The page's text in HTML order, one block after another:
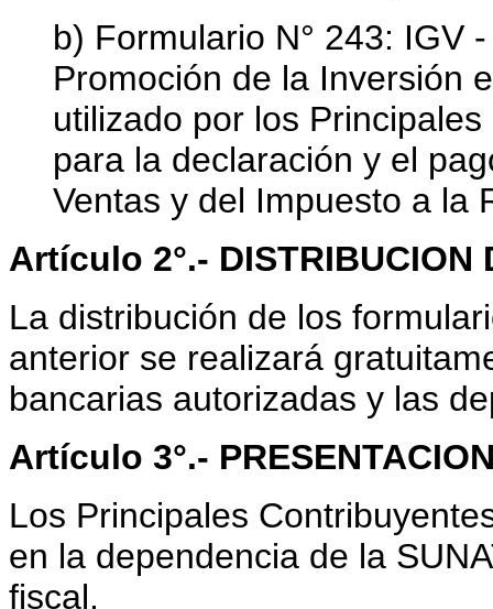
b) Formulario N° 243: IGV
Promoción de la Inversión
utilizado por los
para la declaración y el
Ventas y del Impuesto a la
Artículo 2°.- DISTRIBUCION
La distribución de los
anterior se realizará
bancarias autorizadas y las
Artículo 3°.-
Los Principales
en la dependencia de la
fiscal.